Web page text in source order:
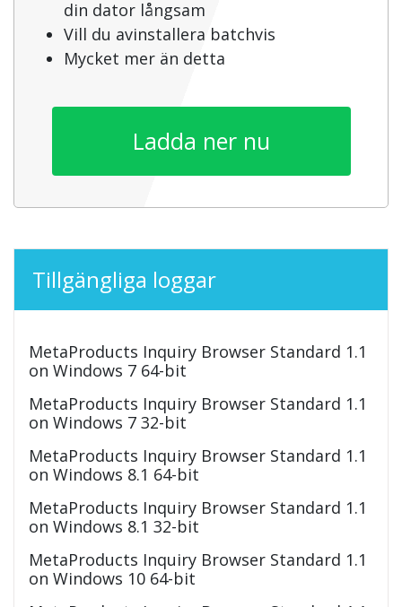
din dator långsam
Vill du avinstallera batchvis
Mycket mer än detta
Ladda ner nu
Tillgängliga loggar
MetaProducts Inquiry Browser Standard 1.1
on Windows 7 64-bit
MetaProducts Inquiry Browser Standard 1.1
on Windows 7 32-bit
MetaProducts Inquiry Browser Standard 1.1
on Windows 8.1 64-bit
MetaProducts Inquiry Browser Standard 1.1
on Windows 8.1 32-bit
MetaProducts Inquiry Browser Standard 1.1
on Windows 10 64-bit